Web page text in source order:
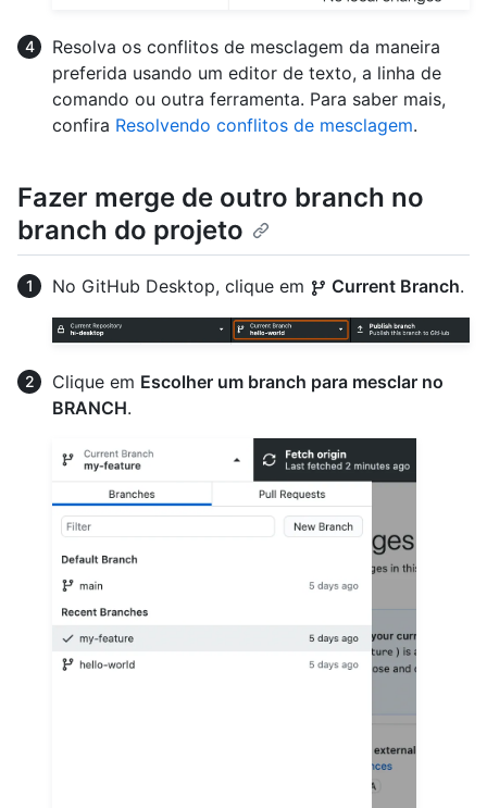
Resolva os conflitos de mesclagem da maneira
preferida usando um editor de texto, a linha de
comando ou outra ferramenta. Para saber mais,
confira Resolvendo conflitos de mesclagem.
Fazer merge de outro branch no
branch do projeto
No GitHub Desktop, clique em Current Branch.
Clique em Escolher um branch para mesclar no
BRANCH.